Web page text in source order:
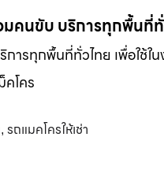
มคนขับ บริการทุกพื้นที่
ารทุกพื้นที่ทั่วไทย เพื่อใช้
โคร
, รถแมคโครให้เช่า